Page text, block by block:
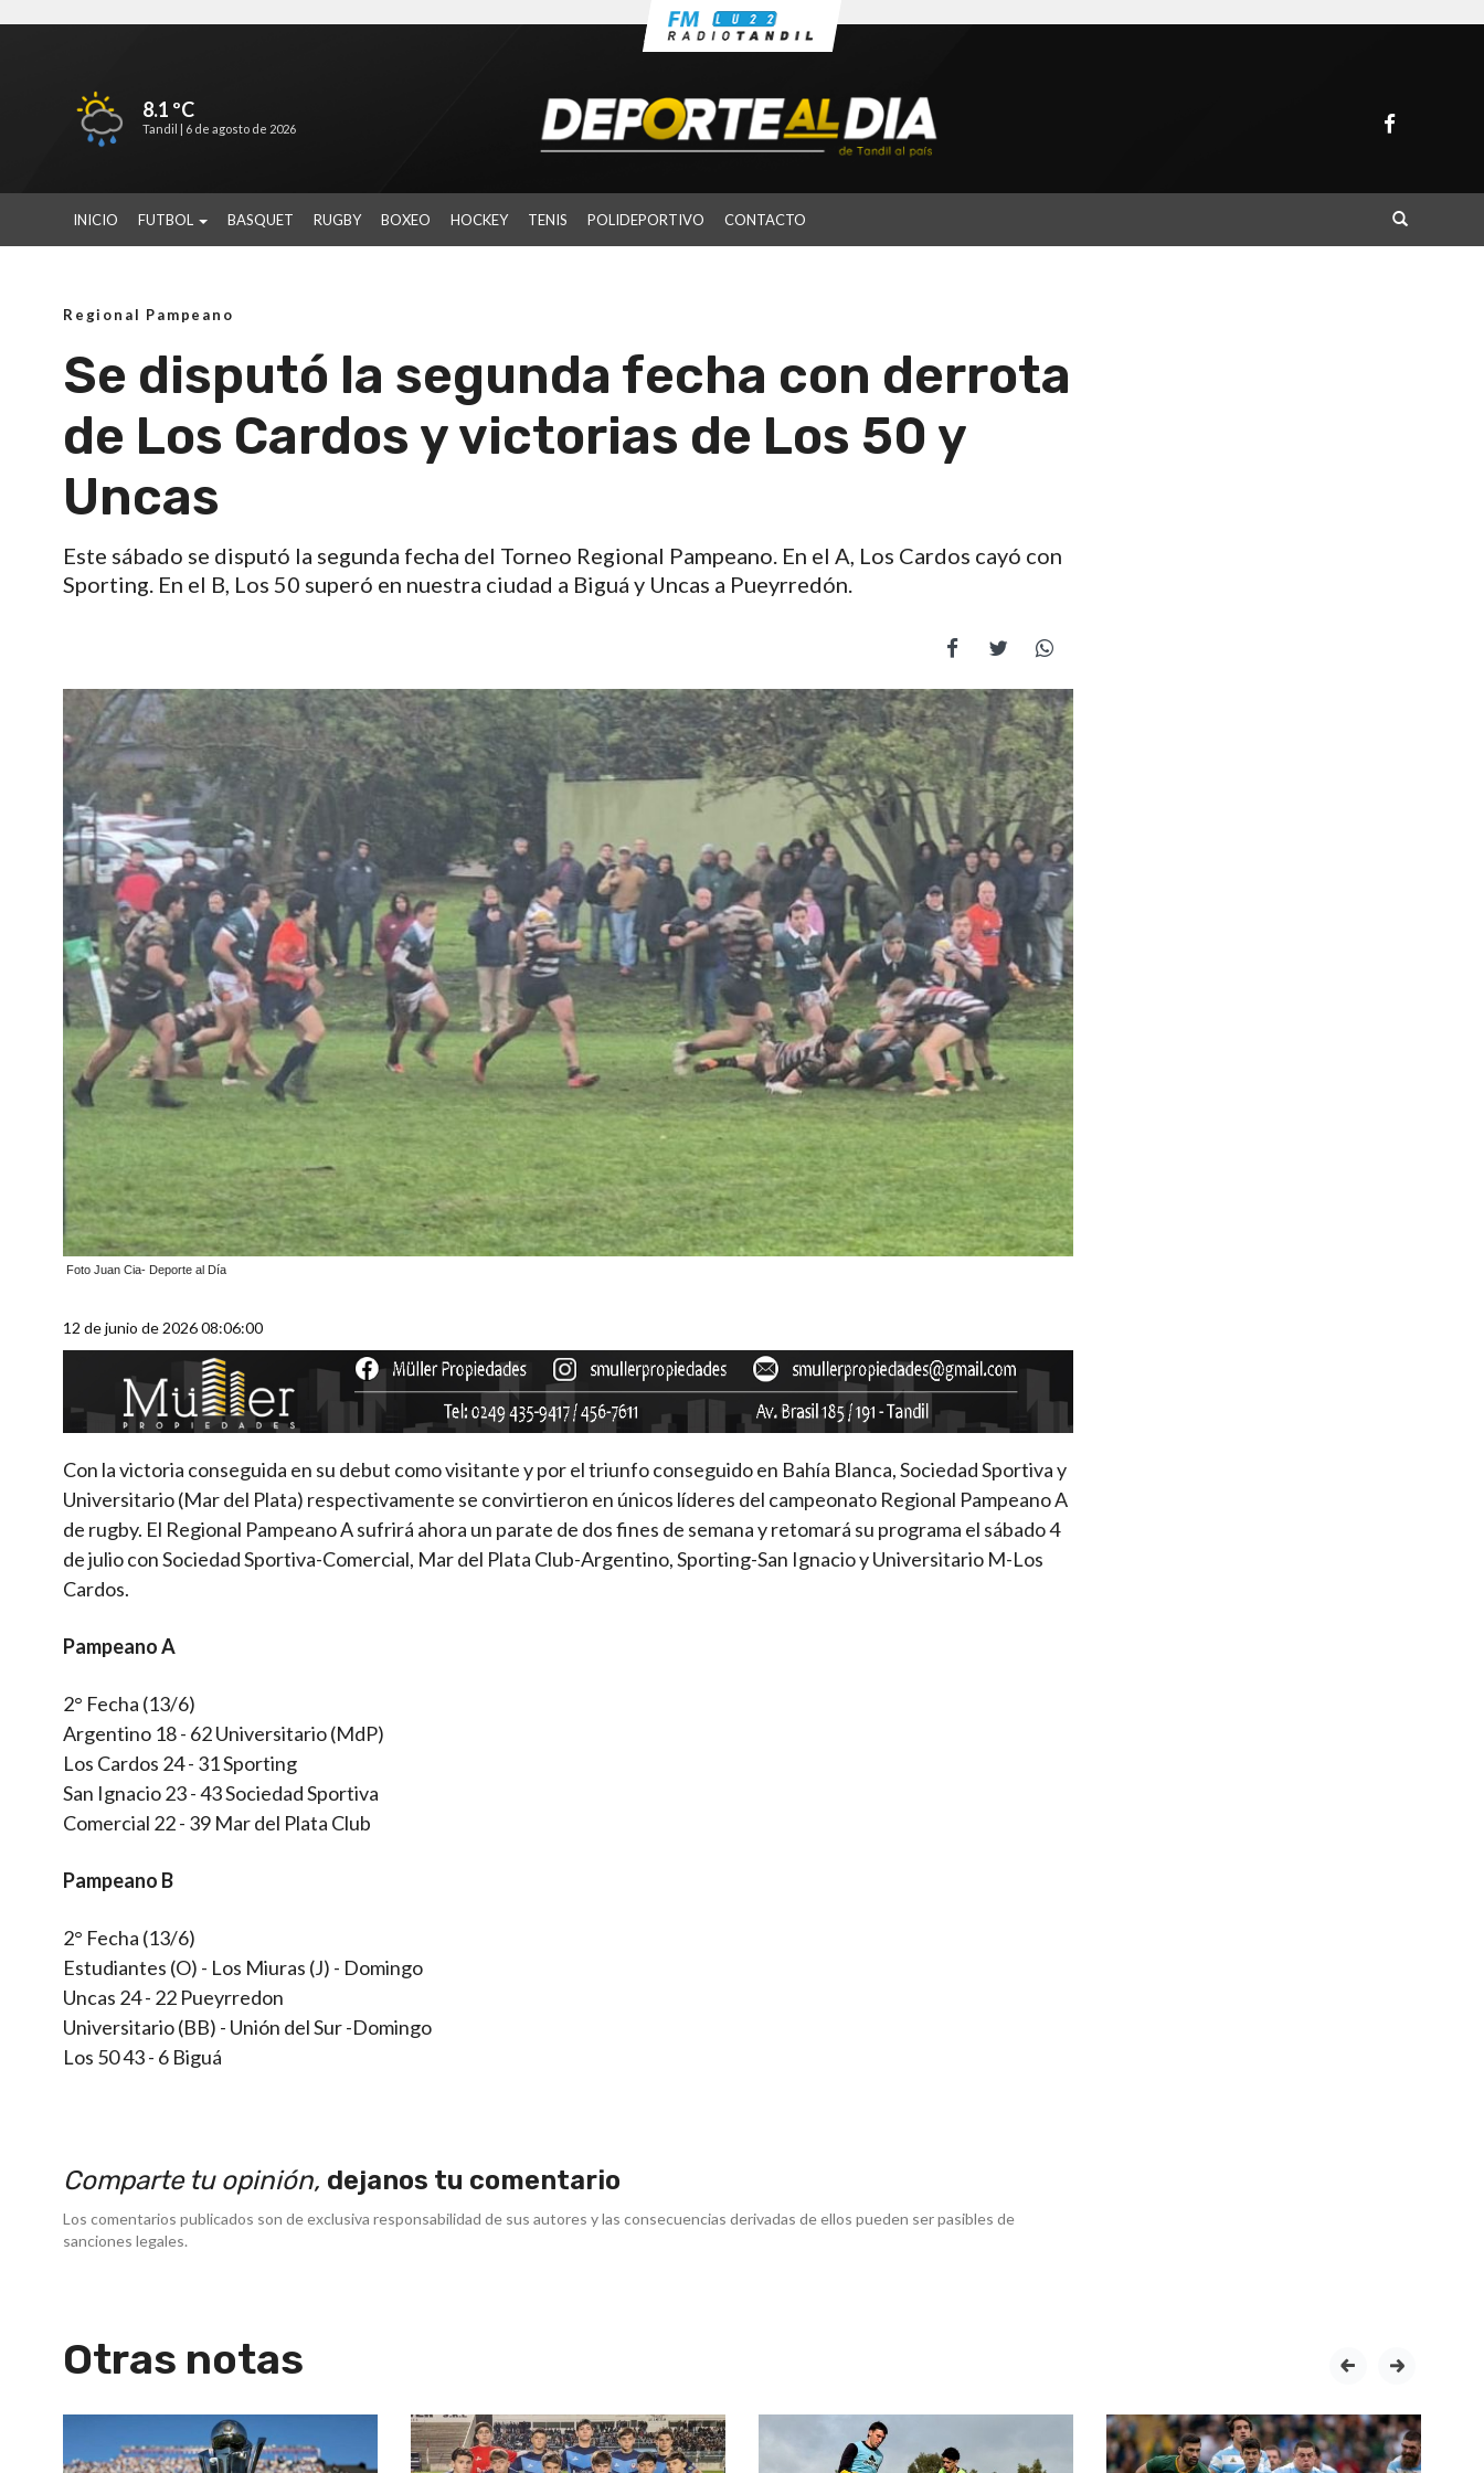
8.1 ºC
Tandil | 6 de agosto de 2026
INICIO FUTBOL BASQUET RUGBY BOXEO HOCKEY TENIS POLIDEPORTIVO CONTACTO
Regional Pampeano
Se disputó la segunda fecha con derrota
de Los Cardos y victorias de Los 50 y
Uncas
Este sábado se disputó la segunda fecha del Torneo Regional Pampeano. En el A, Los Cardos cayó con
Sporting. En el B, Los 50 superó en nuestra ciudad a Biguá y Uncas a Pueyrredón.
Foto Juan Cia- Deporte al Día
12 de junio de 2026 08:06:00
Con la victoria conseguida en su debut como visitante y por el triunfo conseguido en Bahía Blanca, Sociedad Sportiva y
Universitario (Mar del Plata) respectivamente se convirtieron en únicos líderes del campeonato Regional Pampeano A
de rugby. El Regional Pampeano A sufrirá ahora un parate de dos fines de semana y retomará su programa el sábado 4
de julio con Sociedad Sportiva-Comercial, Mar del Plata Club-Argentino, Sporting-San Ignacio y Universitario M-Los
Cardos.
Pampeano A
2° Fecha (13/6)
Argentino 18 - 62 Universitario (MdP)
Los Cardos 24 - 31 Sporting
San Ignacio 23 - 43 Sociedad Sportiva
Comercial 22 - 39 Mar del Plata Club
Pampeano B
2° Fecha (13/6)
Estudiantes (O) - Los Miuras (J) - Domingo
Uncas 24 - 22 Pueyrredon
Universitario (BB) - Unión del Sur -Domingo
Los 50 43 - 6 Biguá
Comparte tu opinión, dejanos tu comentario
Los comentarios publicados son de exclusiva responsabilidad de sus autores y las consecuencias derivadas de ellos pueden ser pasibles de
sanciones legales.
Otras notas prev next